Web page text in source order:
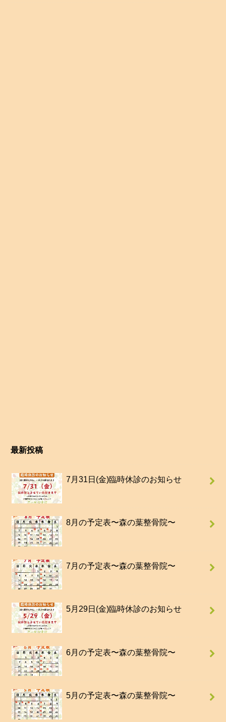
最新投稿
7月31日(金)臨時休診のお知らせ
8月の予定表〜森の葉整骨院〜
7月の予定表〜森の葉整骨院〜
5月29日(金)臨時休診のお知らせ
6月の予定表〜森の葉整骨院〜
5月の予定表〜森の葉整骨院〜